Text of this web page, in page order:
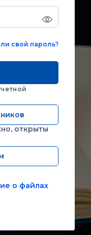
свой пароль?
открыты
о файлах